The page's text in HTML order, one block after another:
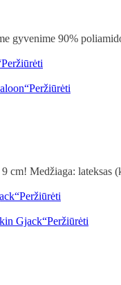
gyvenime 90%
Peržiūrėti
Peržiūrėti
cm! Medžiaga: lateksas
Peržiūrėti
Peržiūrėti